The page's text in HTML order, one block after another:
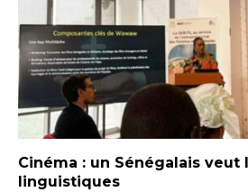
Cinéma : un Sénégalais
linguistiques